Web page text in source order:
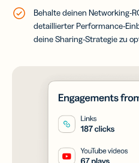
Behalte deinen Networking-
detaillierter Performance-
deine Sharing-Strategie zu